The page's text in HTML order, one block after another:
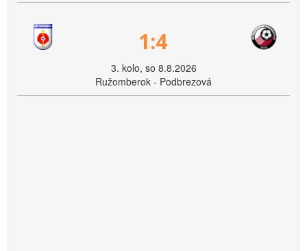
1:4
3. kolo, so 8.8.2026
Ružomberok - Podbrezová